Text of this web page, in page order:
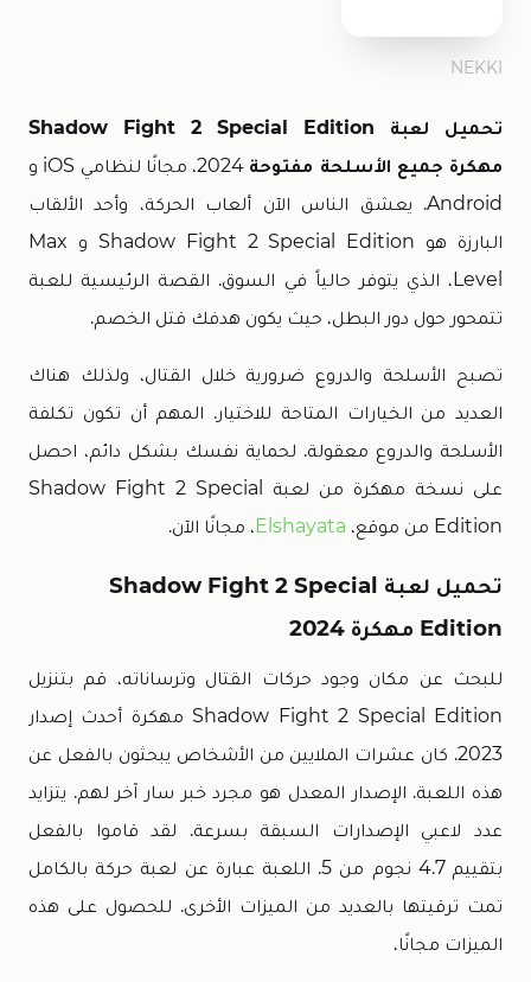
NEKKI
تحميل لعبة Shadow Fight 2 Special Edition
مهكرة جميع الأسلحة مفتوحة
2024، مجانًا لنظامي iOS و
Android. يعشق الناس الآن ألعاب الحركة، وأحد الألقاب
البارزة هو Shadow Fight 2 Special Edition و Max
Level، الذي يتوفر حالياً في السوق. القصة الرئيسية للعبة
تتمحور حول دور البطل، حيث يكون هدفك قتل الخصم.
تصبح الأسلحة والدروع ضرورية خلال القتال، ولذلك هناك
العديد من الخيارات المتاحة للاختيار. المهم أن تكون تكلفة
الأسلحة والدروع معقولة. لحماية نفسك بشكل دائم، احصل
على نسخة مهكرة من لعبة Shadow Fight 2 Special
Edition من موقع،
Elshayata، مجانًا الآن.
تحميل لعبة Shadow Fight 2 Special
Edition مهكرة 2024
للبحث عن مكان وجود حركات القتال وترساناته، قم بتنزيل
Shadow Fight 2 Special Edition مهكرة أحدث إصدار
2023. كان عشرات الملايين من الأشخاص يبحثون بالفعل عن
هذه اللعبة. الإصدار المعدل هو مجرد خبر سار آخر لهم. يتزايد
عدد لاعبي الإصدارات السبقة بسرعة. لقد قاموا بالفعل
بتقييم 4.7 نجوم من 5. اللعبة عبارة عن لعبة حركة بالكامل
تمت ترقيتها بالعديد من الميزات الأخرى. للحصول على هذه
الميزات مجانًا،